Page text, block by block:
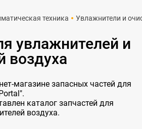
техника Увлажнители и
увлажнителей и
воздуха
магазине запасных частей для
каталог запчастей для
воздуха.